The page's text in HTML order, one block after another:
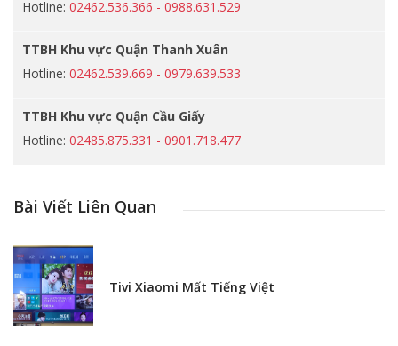
Hotline: 02462.536.366 - 0988.631.529
TTBH Khu vực Quận Thanh Xuân
Hotline: 02462.539.669 - 0979.639.533
TTBH Khu vực Quận Cầu Giấy
Hotline: 02485.875.331 - 0901.718.477
Bài Viết Liên Quan
Tivi Xiaomi Mất Tiếng Việt